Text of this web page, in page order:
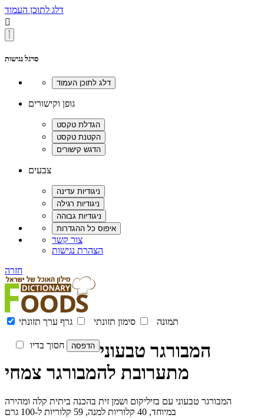
דלג לתוכן העמוד

סרגל נגישות
גופן וקישורים
צבעים
צור קשר
הצהרת נגישות
חזרה
תמונה סימון תזונתי גרף ערך תזונתי
חסוך בדיו
המבורגר טבעוני
מתערובת להמבורגר צמחי
המבורגר טבעוני עם בזיליקום ושמן זית בהכנה ביתית קלה ומהירה
במיוחד, 40 קלוריות למנה, 59 קלוריות ל-100 גרם